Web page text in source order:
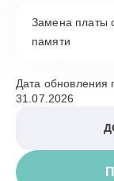
Замена платы
памяти
Дата обновления
31.07.2026